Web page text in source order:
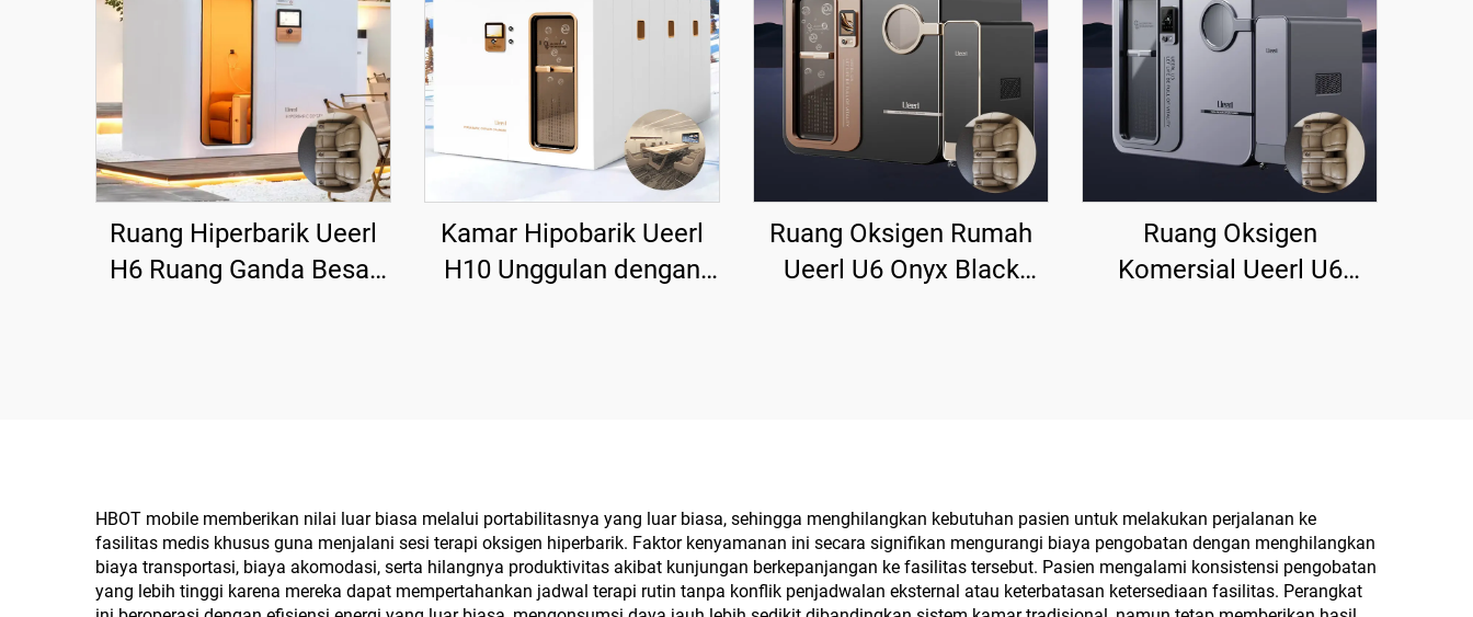
Ruang Hiperbarik Ueerl
H6 Ruang Ganda Besar
Kamar Hipobarik Ueerl
H10 Unggulan dengan
Ruang Oksigen Rumah
Ueerl U6 Onyx Black
Ruang Oksigen
Komersial Ueerl U6
HBOT mobile memberikan nilai luar biasa melalui portabilitasnya yang luar biasa, sehingga menghilangkan kebutuhan pasien untuk melakukan perjalanan ke
fasilitas medis khusus guna menjalani sesi terapi oksigen hiperbarik. Faktor kenyamanan ini secara signifikan mengurangi biaya pengobatan dengan menghilangkan
biaya transportasi, biaya akomodasi, serta hilangnya produktivitas akibat kunjungan berkepanjangan ke fasilitas tersebut. Pasien mengalami konsistensi pengobatan
yang lebih tinggi karena mereka dapat mempertahankan jadwal terapi rutin tanpa konflik penjadwalan eksternal atau keterbatasan ketersediaan fasilitas. Perangkat